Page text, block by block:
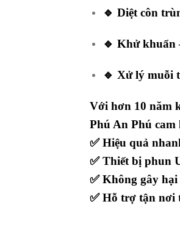
🔹 Diệt côn
🔹 Khử khuẩn
🔹 Xử lý muỗi
Với hơn 10 năm
Phú An Phú cam
✅ Hiệu quả
✅ Thiết bị phun
✅ Không gây
✅ Hỗ trợ tận nơi